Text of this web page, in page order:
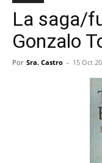
La saga/
Gonzalo
Por Sra. Castro - 15 Oct